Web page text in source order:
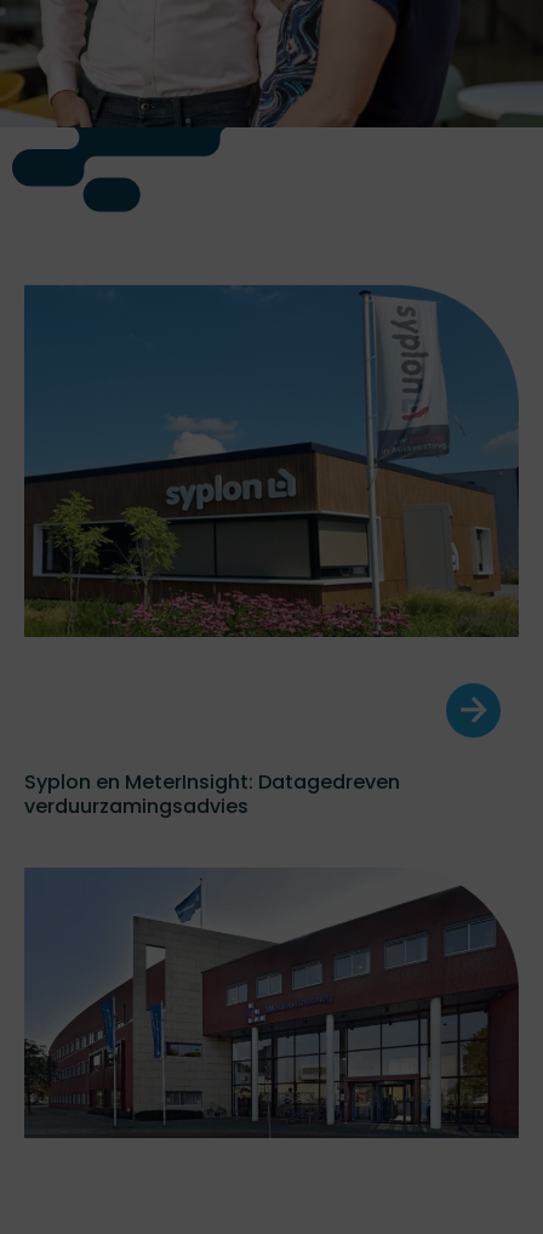
Syplon en MeterInsight: Datagedreven
verduurzamingsadvies